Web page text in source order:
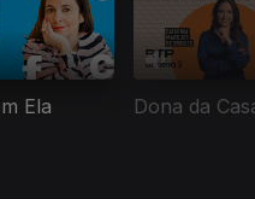
Ela Dona da